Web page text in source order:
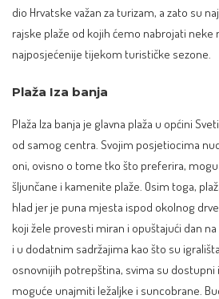
dio Hrvatske važan za turizam, a zato su
rajske plaže od kojih ćemo nabrojati neke
najposjećenije tijekom turističke sezone.
Plaža Iza banja
Plaža Iza banja je glavna plaža u općini
od samog centra. Svojim posjetiocima
oni, ovisno o tome tko što preferira,
šljunčane i kamenite plaže. Osim toga,
hlad jer je puna mjesta ispod okolnog
koji žele provesti miran i opuštajući dan
i u dodatnim sadržajima kao što su
osnovnijih potrepština, svima su dostupni
moguće unajmiti ležaljke i suncobrane.